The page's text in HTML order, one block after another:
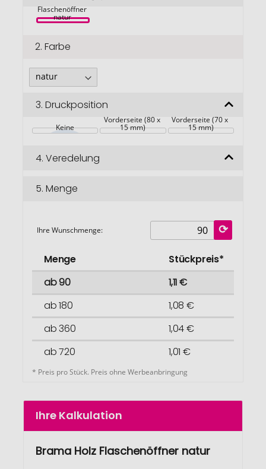
springenFlaschenöffner
natur
2. Farbe
3. Druckposition
Keine
Vorderseite (80 x
15 mm)
Vorderseite (70 x
15 mm)
4. Veredelung
5. Menge
Ihre Wunschmenge:
Menge
Stückpreis*
ab 90
1,11 €
ab 180
1,08 €
ab 360
1,04 €
ab 720
1,01 €
* Preis pro Stück. Preis ohne Werbeanbringung
Ihre Kalkulation
Brama Holz Flaschenöffner natur